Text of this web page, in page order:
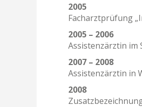
2005
Facharztprüfung
2005 – 2006
Assistenzärztin im
2007 – 2008
Assistenzärztin in
2008